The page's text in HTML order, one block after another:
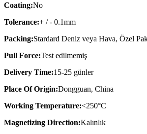
Coating:No
Tolerance:+ / - 0.1mm
Packing:Stardard Deniz veya Hava, Özel
Pull Force:Test edilmemiş
Delivery Time:15-25 günler
Place Of Origin:Dongguan, China
Working Temperature:<250°C
Magnetizing Direction:Kalınlık